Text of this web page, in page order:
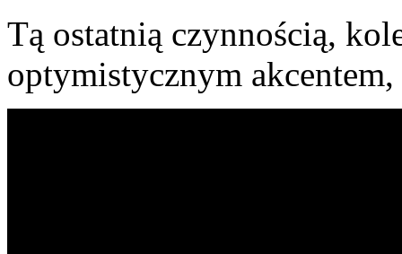
Tą ostatnią czynnością,
optymistycznym